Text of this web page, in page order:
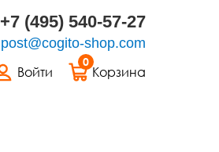
+7 (495) 540-57-27
post@cogito-shop.com
Войти
0
Корзина